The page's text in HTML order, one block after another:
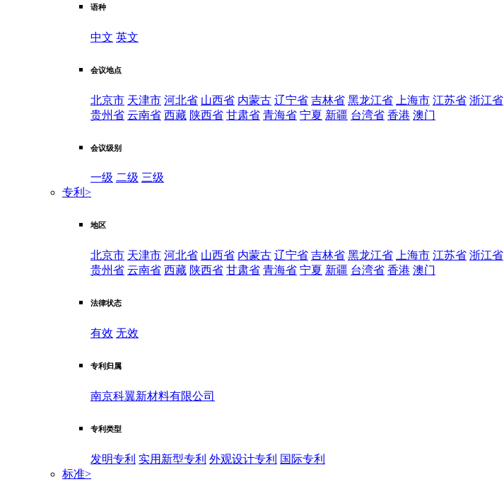
语种
中文 英文
会议地点
北京市 天津市 河北省 山西省 内蒙古 辽宁省 吉林省 黑龙江省 上海市 江苏省 浙江省
贵州省 云南省 西藏 陕西省 甘肃省 青海省 宁夏 新疆 台湾省 香港 澳门
会议级别
一级 二级 三级
专利 >
地区
北京市 天津市 河北省 山西省 内蒙古 辽宁省 吉林省 黑龙江省 上海市 江苏省 浙江省
贵州省 云南省 西藏 陕西省 甘肃省 青海省 宁夏 新疆 台湾省 香港 澳门
法律状态
有效 无效
专利归属
南京科翼新材料有限公司
专利类型
发明专利 实用新型专利 外观设计专利 国际专利
标准>